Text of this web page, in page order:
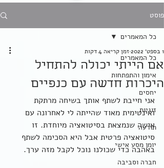
פוסט
כל המאמרים
אימון והתפתחות
יחסים
זוגיות
תודעה
יומן מסע אישי
חברה וסביבה
כל המאמרים
אם הייתי יכולה להתחיל
היכרות חדשה עם כנפיים
1 בספט׳ 2022 זמן קריאה 4 דקות
אני חייבת לשתף אותך בשיחה מרתקת
ואינטימית מאוד שהייתה לי לאחרונה עם
אישה שנמצאת בסיטואציה מיוחדת. זו
סיטואציה פרטית אבל היא הסכימה לשתף
באהבה כדי שכולנו נוכל לקבל מזה ערך.